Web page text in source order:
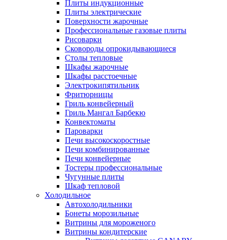
Плиты индукционные
Плиты электрические
Поверхности жарочные
Профессиональные газовые плиты
Рисоварки
Сковороды опрокидывающиеся
Столы тепловые
Шкафы жарочные
Шкафы расстоечные
Электрокипятильник
Фритюрницы
Гриль конвейерный
Гриль Мангал Барбекю
Конвектоматы
Пароварки
Печи высокоскоростные
Печи комбинированные
Печи конвейерные
Тостеры профессиональные
Чугунные плиты
Шкаф тепловой
Холодильное
Автохолодильники
Бонеты морозильные
Витрины для мороженого
Витрины кондитерские